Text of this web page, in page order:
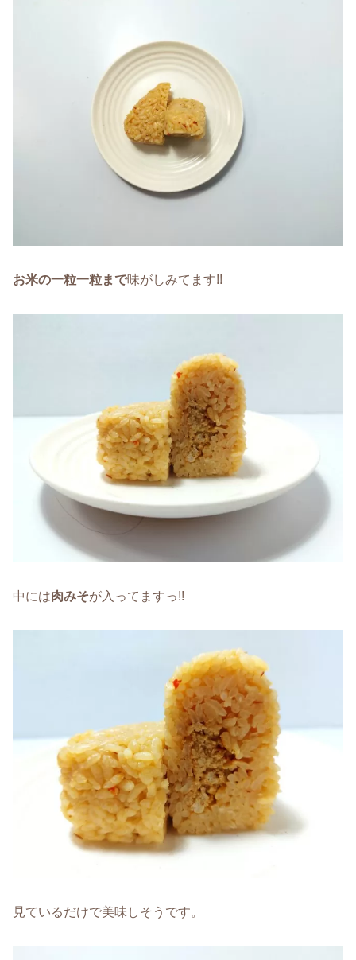
お米の一粒一粒まで味がしみてます!!
中には肉みそが入ってますっ!!
見ているだけで美味しそうです。